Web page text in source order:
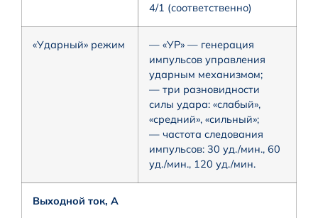
4/1 (соответственно)
«Ударный» режим
— «УР» — генерация
импульсов управления
ударным механизмом;
— три разновидности
силы удара: «слабый»,
«средний», «сильный»;
— частота следования
импульсов: 30 уд./мин., 60
уд./мин., 120 уд./мин.
Выходной ток, А